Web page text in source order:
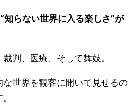
知らない世界に入る楽しさ”が
判、医療、そして舞妓。
な世界を観客に開いて見せるの